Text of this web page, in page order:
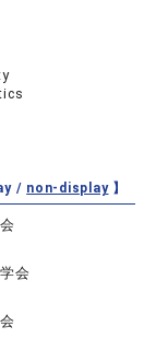
/ non-display】
会